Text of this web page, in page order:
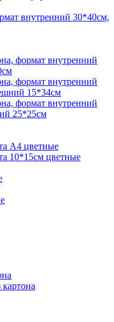
внутренний 30*40см,
формат внутренний
формат внутренний
15*34см
формат внутренний
25*25см
А4 цветные
10*15см цветные